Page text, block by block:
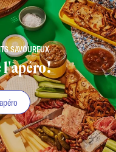
SAVOUREUX
l'apéro!